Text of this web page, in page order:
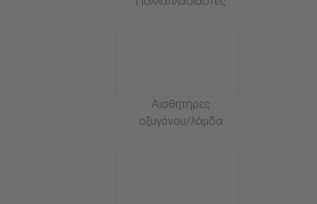
Πολλαπλασιαστές
Αισθητήρες
οξυγόνου/λάμδα